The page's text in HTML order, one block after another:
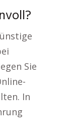
Sie
In